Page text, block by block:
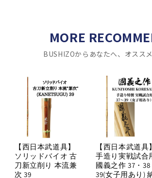
MORE
BUSHIZOからあなたへ、オスス
【西日本武道具】
ソリッドバイオ 古
刀新立削り 本流兼
次 39
【西日本武道具】
手造り実戦試合
國義之作 37・38
39(女子用あり)